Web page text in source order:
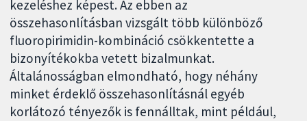
kezeléshez képest. Az ebben az
összehasonlításban vizsgált több különböző
fluoropirimidin-kombináció csökkentette a
bizonyítékokba vetett bizalmunkat.
Általánosságban elmondható, hogy néhány
minket érdeklő összehasonlításnál egyéb
korlátozó tényezők is fennálltak, mint például,